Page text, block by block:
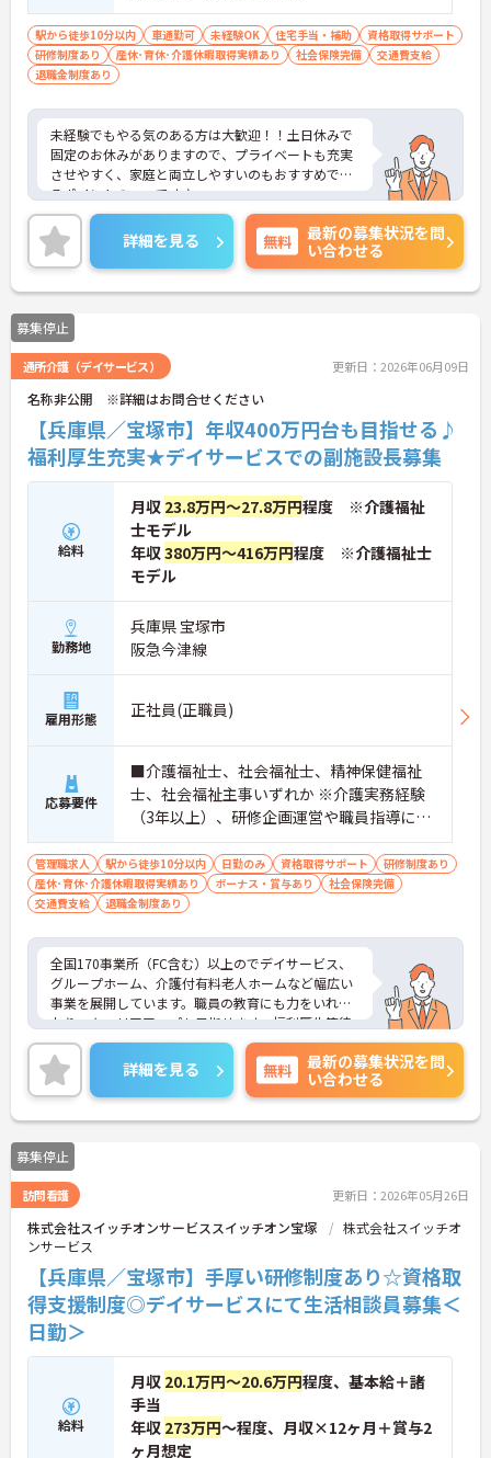
駅から徒歩10分以内 車通勤可 未経験OK 住宅手当・補助
資格取得サポート
研修制度あり
産休･育休･介護休暇取得実績あり 社会保険完備
交通費支給
退職金制度あり
未経験でもやる気のある方は大歓迎！！土日休みで
固定のお休みがありますので、プライベートも充実
させやすく、家庭と両立しやすいのもおすすめでき
るポイントの一つです♪
ＯＪＴ制度の導入で実務習得を支援いたします！！
賞与・退職金もあり、安定して長くお勤めいただけ
ます！！
ご興味ある方には、面接対策ポイントなど、さらに
詳細をお話しいたしますのでお気軽にご相談くださ
い。
詳細を見る 無料
最新の募集状況を問
い合わせる
募集停止
通所介護（デイサービス） 更新日：2026年06月09日
名称非公開 ※詳細はお問合せください
【兵庫県／宝塚市】年収400万円台も目指せる♪
福利厚生充実★デイサービスでの副施設長募集
給料
月収 23.8万円～27.8万円程度 ※介護福祉
士モデル
年収380万円～416万円程度 ※介護福祉士
モデル
勤務地
兵庫県 宝塚市
阪急今津線
雇用形態 正社員(正職員)
応募要件
■介護福祉士、社会福祉士、精神保健福祉
士、社会福祉主事いずれか ※介護実務経験
（3年以上）、研修企画運営や職員指導に関
する実務経験（年数不問） ■普通自動車運
転免許（AT可）必須
管理職求人 駅から徒歩10分以内 日勤のみ 資格取得サポート
研修制度あり
産休･育休･介護休暇取得実績あり
ボーナス・賞与あり
社会保険完備
交通費支給
退職金制度あり
全国170事業所（FC含む）以上のでデイサービス、
グループホーム、介護付有料老人ホームなど幅広い
事業を展開しています。職員の教育にも力をいれて
おり、キャリアアップも目指せます。福利厚生等待
遇面の良さも魅力の一つ！ご興味のある方には、面
接対策ポイントなど、さらに詳細をお話しいたしま
すのでお気軽にご相談ください！
詳細を見る 無料
最新の募集状況を問
い合わせる
募集停止
訪問看護 更新日：2026年05月26日
株式会社スイッチオンサービススイッチオン宝塚
株式会社スイッチオ
ンサービス
【兵庫県／宝塚市】手厚い研修制度あり☆資格取
得支援制度◎デイサービスにて生活相談員募集＜
日勤＞
給料
月収 20.1万円～20.6万円程度、基本給＋諸
手当
年収 273万円～程度、月収×12ヶ月＋賞与2
ヶ月想定